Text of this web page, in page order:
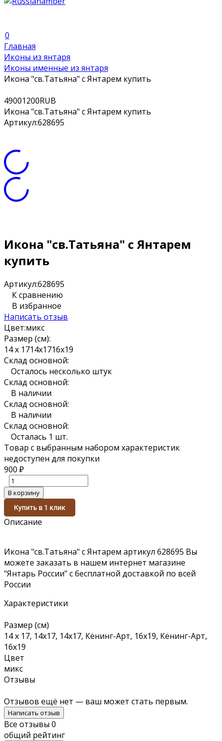
0
Главная
Иконы из янтаря
Иконы именные из янтаря
Икона "св.Татьяна" с Янтарем купить
49001200RUB
Икона "св.Татьяна" с Янтарем купить
Артикул:628695
Икона "св.Татьяна" с Янтарем
купить
Артикул:628695
К сравнению
В избранное
Написать отзыв
Цвет:микс
Размер (см):
14 х 1714х1716х19
Склад основной:
Осталось несколько штук
Склад основной:
В наличии
Склад основной:
В наличии
Склад основной:
Осталась 1 шт.
Товар с выбранным набором характеристик
недоступен для покупки
900 ₽
В корзину
Купить в 1 клик
Описание
Икона "св.Татьяна" с Янтарем артикул 628695 Вы
можете заказать в нашем интернет магазине
"Янтарь России" с бесплатной доставкой по всей
России
Характеристики
Размер (см)
14 х 17, 14х17, 14х17, Кёнинг-Арт, 16х19, Кёнинг-Арт,
16х19
Цвет
микс
Отзывы
Отзывов ещё нет — ваш может стать первым.
Написать отзыв
Все отзывы 0
общий рейтинг